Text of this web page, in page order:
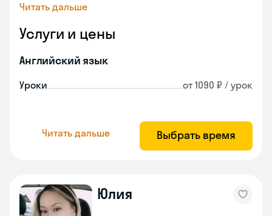
Читать дальше
Услуги и цены
Английский язык
Уроки от 1090 ₽ / урок
Читать дальше Выбрать время
Юлия